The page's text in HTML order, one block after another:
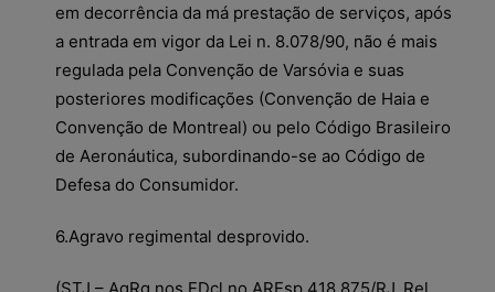
em decorrência da má prestação de serviços, após
a entrada em vigor da Lei n. 8.078/90, não é mais
regulada pela Convenção de Varsóvia e suas
posteriores modificações (Convenção de Haia e
Convenção de Montreal) ou pelo Código Brasileiro
de Aeronáutica, subordinando-se ao Código de
Defesa do Consumidor.
6.Agravo regimental desprovido.
(STJ – AgRg nos EDcl no AREsp 418.875/RJ, Rel.